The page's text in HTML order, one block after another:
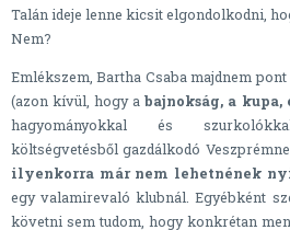
Talán ideje lenne kicsit elgondolkodni,
Nem?
Emlékszem, Bartha Csaba majdnem
(azon kívül, hogy abajnokság, a
hagyományokkal és
költségvetésből gazdálkodó
ilyenkorra már nem lehetnének
egy valamirevaló klubnál. Egyébként
követni sem tudom, hogy konkrétan